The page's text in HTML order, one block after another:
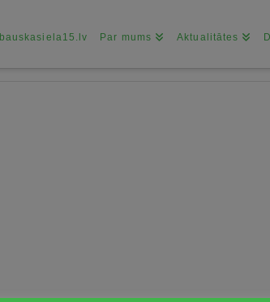
bauskasiela15.lv Par mums Aktualitātes